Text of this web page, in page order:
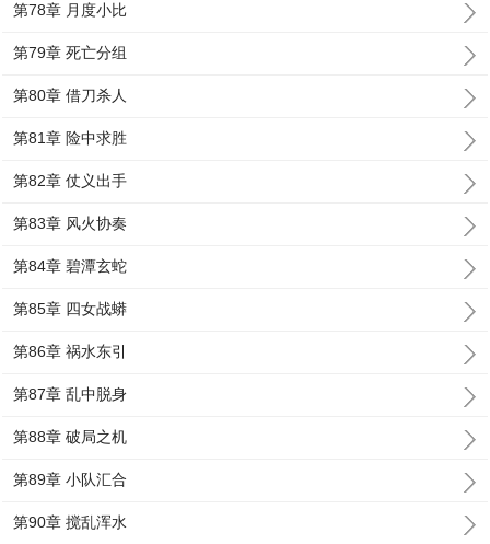
第78章 月度小比
第79章 死亡分组
第80章 借刀杀人
第81章 险中求胜
第82章 仗义出手
第83章 风火协奏
第84章 碧潭玄蛇
第85章 四女战蟒
第86章 祸水东引
第87章 乱中脱身
第88章 破局之机
第89章 小队汇合
第90章 搅乱浑水